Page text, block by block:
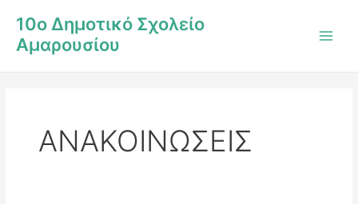
στο
περιεχόμενο
10ο Δημοτικό Σχολείο
Αμαρουσίου
ΑΝΑΚΟΙΝΩΣΕΙΣ
pagination